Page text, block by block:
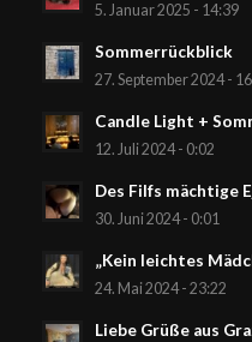
5. Januar 2025 - 14:39
Sommerrückblick
27. September 2024 -
Candle Light +
12. Juli 2024 - 0:02
Des Filfs mächtige
30. Juni 2024 - 0:01
„Kein leichtes
24. Mai 2024 - 23:22
Liebe Grüße aus